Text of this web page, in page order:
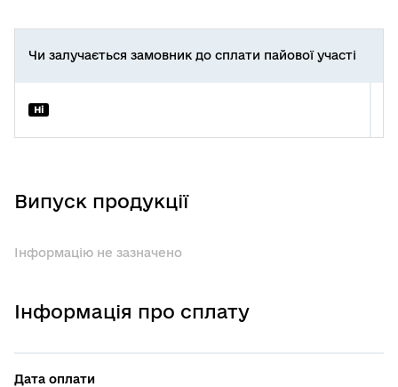
Чи залучається замовник до сплати пайової участі
Ні
Випуск продукції
Інформацію не зазначено
Інформація про сплату
Дата оплати